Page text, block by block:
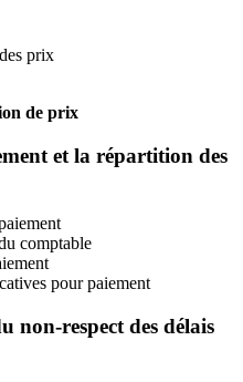
prix
de prix
et la répartition des
comptable
pour paiement
non-respect des délais